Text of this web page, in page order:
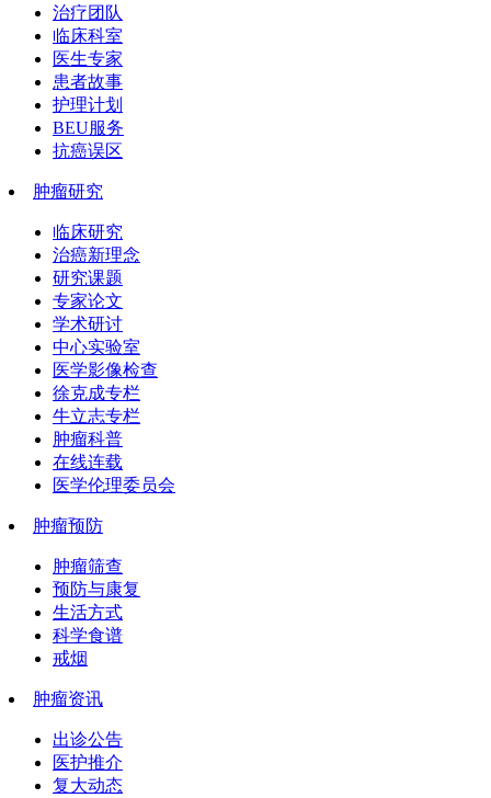
治疗团队
临床科室
医生专家
患者故事
护理计划
BEU服务
抗癌误区
肿瘤研究
临床研究
治癌新理念
研究课题
专家论文
学术研讨
中心实验室
医学影像检查
徐克成专栏
牛立志专栏
肿瘤科普
在线连载
医学伦理委员会
肿瘤预防
肿瘤筛查
预防与康复
生活方式
科学食谱
戒烟
肿瘤资讯
出诊公告
医护推介
复大动态